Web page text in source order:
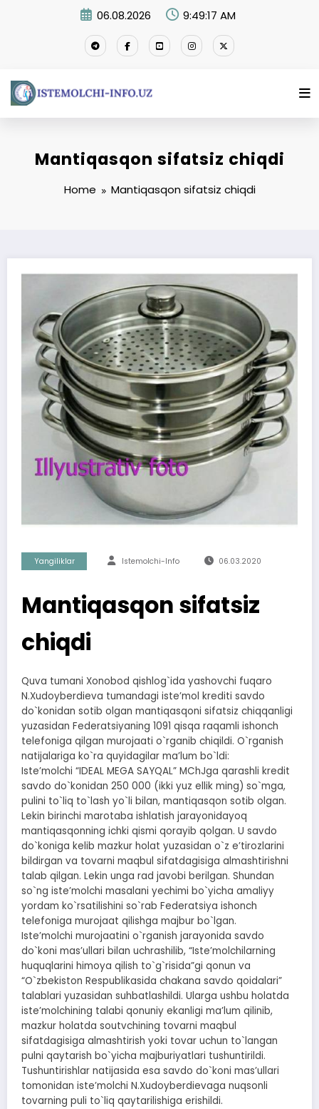
06.08.2026 9:49:17 AM
Mantiqasqon sifatsiz chiqdi
Home Mantiqasqon sifatsiz chiqdi
Yangiliklar Istemolchi-Info 06.03.2020
Mantiqasqon sifatsiz
chiqdi
Quva tumani Xonobod qishlog`ida yashovchi fuqaro
N.Xudoyberdieva tumandagi isteʼmol krediti savdo
do`konidan sotib olgan mantiqasqoni sifatsiz chiqqanligi
yuzasidan Federatsiyaning 1091 qisqa raqamli ishonch
telefoniga qilgan murojaati o`rganib chiqildi. O`rganish
natijalariga ko`ra quyidagilar maʼlum bo`ldi:
Isteʼmolchi “IDEAL MEGA SAYQAL” MChJga qarashli kredit
savdo do`konidan 250 000 (ikki yuz ellik ming) so`mga,
pulini to`liq to`lash yo`li bilan, mantiqasqon sotib olgan.
Lekin birinchi marotaba ishlatish jarayonidayoq
mantiqasqonning ichki qismi qorayib qolgan. U savdo
do`koniga kelib mazkur holat yuzasidan o`z eʼtirozlarini
bildirgan va tovarni maqbul sifatdagisiga almashtirishni
talab qilgan. Lekin unga rad javobi berilgan. Shundan
so`ng isteʼmolchi masalani yechimi bo`yicha amaliyy
yordam ko`rsatilishini so`rab Federatsiya ishonch
telefoniga murojaat qilishga majbur bo`lgan.
Isteʼmolchi murojaatini o`rganish jarayonida savdo
do`koni masʼullari bilan uchrashilib, “Isteʼmolchilarning
huquqlarini himoya qilish to`g`risida”gi qonun va
“O`zbekiston Respublikasida chakana savdo qoidalari”
talablari yuzasidan suhbatlashildi. Ularga ushbu holatda
isteʼmolchining talabi qonuniy ekanligi maʼlum qilinib,
mazkur holatda soutvchining tovarni maqbul
sifatdagisiga almashtirish yoki tovar uchun to`langan
pulni qaytarish bo`yicha majburiyatlari tushuntirildi.
Tushuntirishlar natijasida esa savdo do`koni masʼullari
tomonidan isteʼmolchi N.Xudoyberdievaga nuqsonli
tovarning puli to`liq qaytarilishiga erishildi.